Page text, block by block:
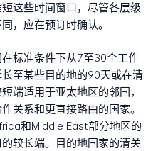
这些时间窗口，尽管各层级
，应在预订时确认。
标准条件下从7至30个工作
至某些目的地的90天或在清
端适用于亚太地区的邻国，
关系和更直接路由的国家。
和Middle East部分地区的
较长端。目的地国家的清关